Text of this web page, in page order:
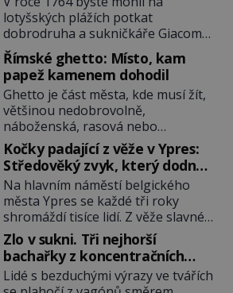
lotyšských plážích potkat
dobrodruha a sukničkáře Giacoma
Casanovu. Jeho cesta k Baltskému
moři však nebyla turistickým
výletem, ale ryze pracovní cestou
se zištnými úmysly. Jaký cíl
Casanova sledoval, když se
například procházel uličkami
lotyšské Rigy? Casanova v Pobaltí
kontaktoval tamní zednářské lóže.
Nebyl v této oblasti žádným
nováčkem, protože do zednářské
[…]
Římské ghetto: Místo, kam
papež kamenem dohodil
Ghetto je část města, kde musí žít,
většinou nedobrovolně,
náboženská, rasová nebo
národnostní menšina obyvatel.
Bohaté historické zkušenosti mají s
takovým životem Židé. Už od
středověku jsou totiž v každou
chvíli nuceni v nějakém žít. Mezi ty
nejslavnější patří i římské ghetto
založené v roce 1555. Pokud jde o
vztah k Židům, nemá se Řím čím
chlubit. […]
Kočky padající z věže v Ypres:
Středověký zvyk, který dodnes
budí rozpaky
Na hlavním náměstí belgického
města Ypres se každé tři roky
shromáždí tisíce lidí. Z věže slavné
tržnice létají do davu kočky, diváci
jásají a snaží se je chytit. Naštěstí
už nejde o živá zvířata, ale jenom o
plyšové suvenýry. Kdysi to ale bylo
Zlo v sukni. Tři nejhorší
bachařky z koncentračních
táborů
Lidé s bezduchými výrazy ve tvářích